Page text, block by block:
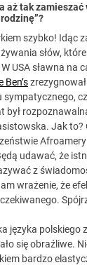
aż tak zamieszać
szybko! Idąc
słów,
USA sławna na
Ben’s
sympatycznego,
był
Jak to?
udawać, że
z
wrażenie, że
języka polskiego
się obraźliwe.
bardzo